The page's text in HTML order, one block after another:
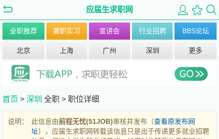
应届生求职网
全职推荐 兼职实习 宣讲会 行业招聘 BBS论坛
北京 上海 广州 深圳 更多
首页 > 深圳 全职 > 职位详细
说明： 此信息由前程无忧(51JOB)审核并发布（查看原发布网
址），应届生求职网转载该信息只是出于传递更多就业招聘